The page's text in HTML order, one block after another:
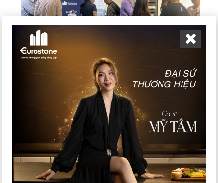
Nhân viên Eurostone tư vấn cho khách hàng
Cosentino đã tạo nên sức hút không hề nhỏ với
không chỉ khách tham quan mà ngay cả các chuyên
gia đầu ngành trong lĩnh vực thiết kế. Bởi không chỉ
dừng lại ở vẻ đẹp, đặc tính tuyệt vời mà Cosentino
còn là Nhà sản xuất đá cao cấp nổi tiếng thế giới
và quen thuộc tại nhiều quốc gia như Nhật Bản,
Singapore, Trung Quốc,…
Một số hình ảnh của Eurostone tại sự kiện